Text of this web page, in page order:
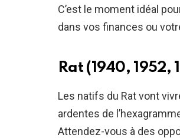
C’est le moment idéal
dans vos finances ou
Rat (1940, 1952,
Les natifs du Rat vont
ardentes de
Attendez-vous à des